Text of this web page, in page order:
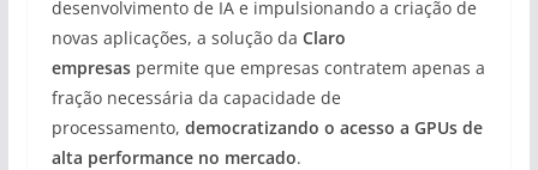
desenvolvimento de IA e impulsionando a criação de
novas aplicações, a solução da Claro
empresaspermite que empresas contratem apenas a
fração necessária da capacidade de
processamento, democratizando o acesso a GPUs de
alta performance no mercado.